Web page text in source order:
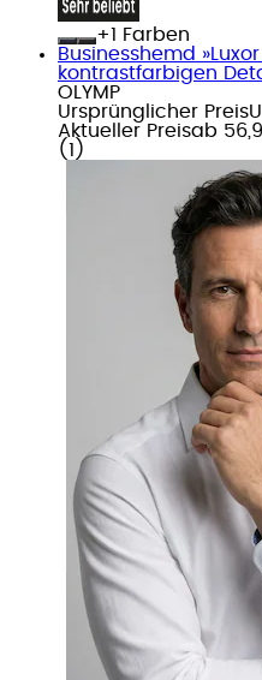
+
Farben
Businesshemd
kontrastfarbigen
OLYMP
Ursprünglicher Preis
Aktueller Preisab
( 1 )